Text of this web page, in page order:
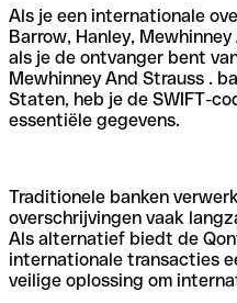
Als je een internationale
Barrow, Hanley,
als je de ontvanger bent
Mewhinney And Strauss .
Staten, heb je de SWIFT-
essentiële gegevens.
Traditionele banken
overschrijvingen vaak
Als alternatief biedt de
internationale transacties
veilige oplossing om